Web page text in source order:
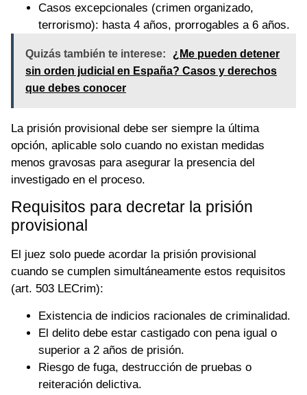
Casos excepcionales (crimen organizado,
terrorismo): hasta 4 años, prorrogables a 6 años.
Quizás también te interese:
¿Me pueden detener
sin orden judicial en España? Casos y derechos
que debes conocer
La prisión provisional debe ser siempre la última
opción, aplicable solo cuando no existan medidas
menos gravosas para asegurar la presencia del
investigado en el proceso.
Requisitos para decretar la prisión
provisional
El juez solo puede acordar la prisión provisional
cuando se cumplen simultáneamente estos requisitos
(art. 503 LECrim):
Existencia de indicios racionales de criminalidad.
El delito debe estar castigado con pena igual o
superior a 2 años de prisión.
Riesgo de fuga, destrucción de pruebas o
reiteración delictiva.